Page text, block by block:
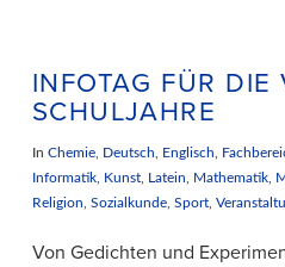
INFOTAG FÜR DIE
SCHULJAHRE
In Chemie, Deutsch Englisch
Informatik, Kunst, Latein Mathematik,
Religion Sozialkunde, Sport,
Von Gedichten und